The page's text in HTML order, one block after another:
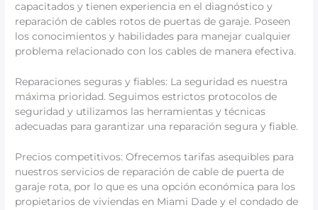
capacitados y tienen experiencia en el diagnóstico y
reparación de cables rotos de puertas de garaje. Poseen
los conocimientos y habilidades para manejar cualquier
problema relacionado con los cables de manera efectiva.
Reparaciones seguras y fiables: La seguridad es nuestra
máxima prioridad. Seguimos estrictos protocolos de
seguridad y utilizamos las herramientas y técnicas
adecuadas para garantizar una reparación segura y fiable.
Precios competitivos: Ofrecemos tarifas asequibles para
nuestros servicios de reparación de cable de puerta de
garaje rota, por lo que es una opción económica para los
propietarios de viviendas en Miami Dade y el condado de